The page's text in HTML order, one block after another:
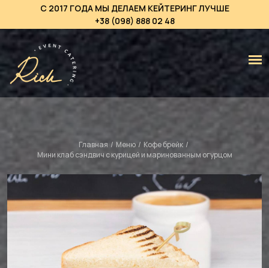
С 2017 ГОДА МЫ ДЕЛАЕМ КЕЙТЕРИНГ ЛУЧШЕ
+38 (098) 888 02 48
Главная / Меню / Кофе брейк /
Мини клаб сэндвич с курицей и маринованным огурцом